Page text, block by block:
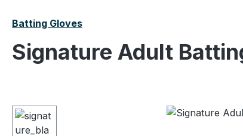
Batting Gloves
Signature Adult
Bildergalerie überspringen